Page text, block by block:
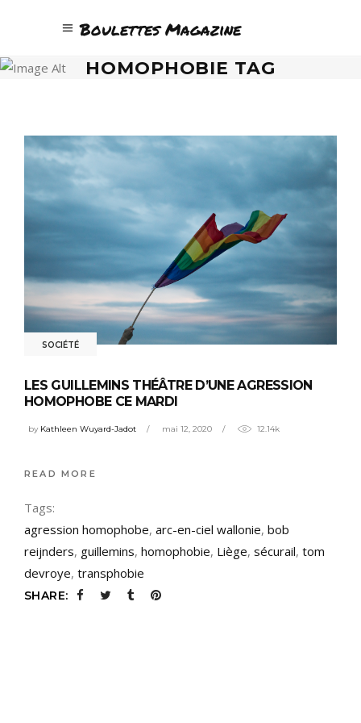
Boulettes Magazine
HOMOPHOBIE TAG
SOCIÉTÉ
LES GUILLEMINS THÉÂTRE D’UNE AGRESSION
HOMOPHOBE CE MARDI
by Kathleen Wuyard-Jadot mai 12, 2020 12.14k
READ MORE
Tags:
agression homophobe, arc-en-ciel wallonie, bob
reijnders, guillemins, homophobie, Liège, sécurail, tom
devroye, transphobie
SHARE: